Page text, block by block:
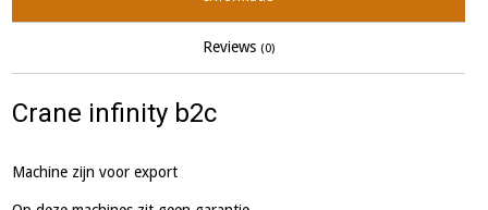
Reviews (0)
Crane infinity b2c
Machine zijn voor export